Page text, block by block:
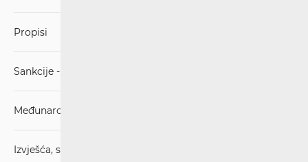
Propisi
Sankcije - mjere ograničavanja
Međunarodni sporazumi
Izvješća, stručna mišljenja, strategije